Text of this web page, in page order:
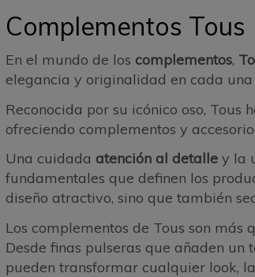
Complementos Tous
En el mundo de los complementos,
elegancia y originalidad en cada una
Reconocida por su icónico oso, Tous
ofreciendo complementos y
Una cuidada atención al detalle y la
fundamentales que definen los
diseño atractivo, sino que también
Los complementos de Tous son más
Desde finas pulseras que añaden un
pueden transformar cualquier look,